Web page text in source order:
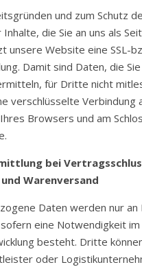
und zum Schutz
die Sie an uns als
unsere Website eine SSL-
Damit sind Daten, die
für Dritte nicht
verschlüsselte Verbindung
Browsers und am
bei
Warenversand
Daten werden nur
eine Notwendigkeit im
besteht. Dritte
oder